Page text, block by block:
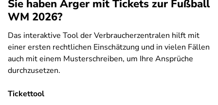
Sie haben Ärger mit Tickets zur Fußball
WM 2026?
Das interaktive Tool der Verbraucherzentralen hilft mit
einer ersten rechtlichen Einschätzung und in vielen Fällen
auch mit einem Musterschreiben, um Ihre Ansprüche
durchzusetzen.
Tickettool